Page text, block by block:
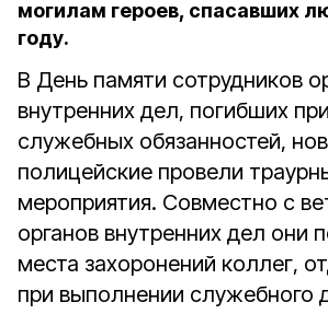
могилам героев, спасавших
году.
В День памяти сотрудников
внутренних дел, погибших
служебных обязанностей,
полицейские провели
мероприятия. Совместно с
органов внутренних дел они
места захоронений коллег,
при выполнении служебного